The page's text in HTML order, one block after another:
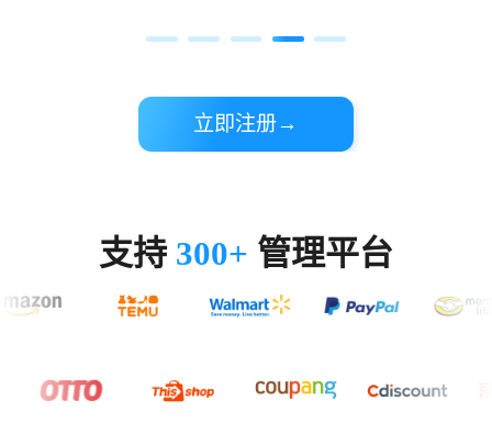
立即注册→
支持 300+ 管理平台